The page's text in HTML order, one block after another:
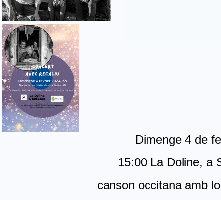
Dimenge 4 de
15:00 La Doline, a
canson occitana amb